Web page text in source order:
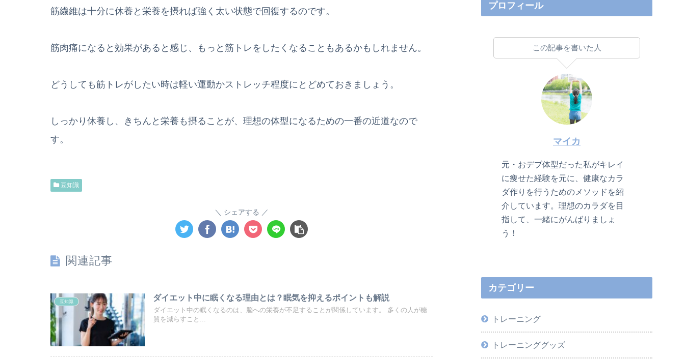
筋繊維は十分に休養と栄養を摂れば強く太い状態で回復するのです。
筋肉痛になると効果があると感じ、もっと筋トレをしたくなることもあるかもしれません。
どうしても筋トレがしたい時は軽い運動かストレッチ程度にとどめておきましょう。
しっかり休養し、きちんと栄養も摂ることが、理想の体型になるための一番の近道なので
す。
豆知識
シェアする
関連記事
豆知識 ダイエット中に眠くなる理由とは？眠気を抑えるポイントも解説
ダイエット中の眠くなるのは、脳への栄養が不足することが関係しています。 多くの人が糖
質を減らすこと...
プロフィール
この記事を書いた人
マイカ
元・おデブ体型だった私がキレイ
に痩せた経験を元に、健康なカラ
ダ作りを行うためのメソッドを紹
介しています。理想のカラダを目
指して、一緒にがんばりましょ
う！
カテゴリー
トレーニング
トレーニンググッズ